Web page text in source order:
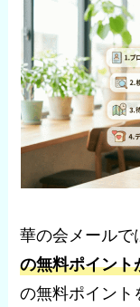
華の会メールで
の無料ポイント
の無料ポイント